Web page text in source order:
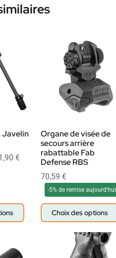
Javelin
€
Organe de visée de
secours arrière
rabattable Fab
Defense RBS
70,59€
-5% de remise aujourd'hui
Choix des options